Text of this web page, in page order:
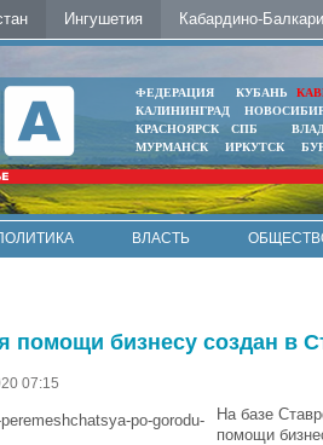
Ингушетия Кабардино-
ФЕДЕРАЦИЯ КУБАНЬ
КАЛИНИНГРАД
КРАСНОЯРСК
СПБ
МУРМАНСК
ИРКУТСК
ВЛАСТЬ
помощи бизнесу создан в
07:15
На базе
помощи